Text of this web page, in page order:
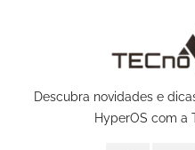
Descubra novidades e
HyperOS com a